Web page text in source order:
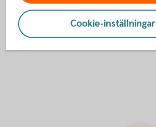
telefon.
Cookie-inställningar